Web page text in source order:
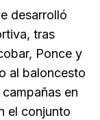
desarrolló
tras
Ponce y
al baloncesto
en
el conjunto